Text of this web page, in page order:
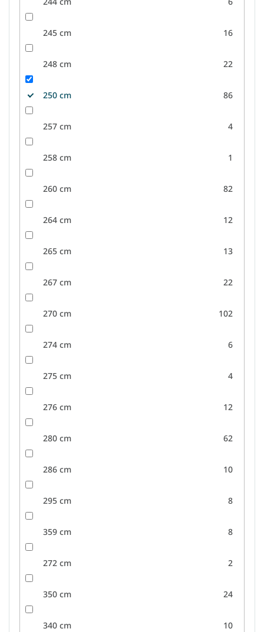
245 cm 16
248 cm 22
250 cm 86
257 cm 4
258 cm 1
260 cm 82
264 cm 12
265 cm 13
267 cm 22
270 cm 102
274 cm 6
275 cm 4
276 cm 12
280 cm 62
286 cm 10
295 cm 8
359 cm 8
272 cm 2
350 cm 24
340 cm 10